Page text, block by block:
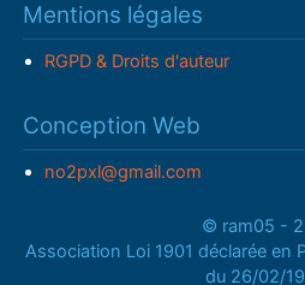
Mentions légales
RGPD & Droits d'auteur
Conception Web
no2pxl@gmail.com
© ram05 -
Association Loi 1901 déclarée en
du 26/02/